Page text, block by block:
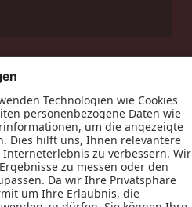
Impressum
Kontakt
Seitz © 2026